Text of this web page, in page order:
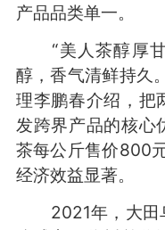
产品品类单一。
“美人茶醇厚甘
醇，香气清鲜持久
理李鹏春介绍，把
发跨界产品的核心
茶每公斤售价800
经济效益显著。
2021年，大田